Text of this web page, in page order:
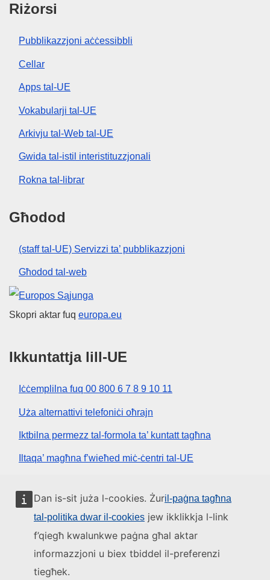
Dan is-sit juża l-cookies. Żuril-paġna tagħna
tal-politika dwar il-cookies jew ikklikkja l-link
f’qiegħ kwalunkwe paġna għal aktar
informazzjoni u biex tbiddel il-preferenzi
tiegħek.
Riżorsi
Pubblikazzjoni aċċessibbli
Cellar
Apps tal-UE
Vokabularji tal-UE
Arkivju tal-Web tal-UE
Gwida tal-istil interistituzzjonali
Rokna tal-librar
Għodod
(staff tal-UE) Servizzi ta’ pubblikazzjoni
Għodod tal-web
Unjoni Ewropea
Skopri aktar fuq europa.eu
Ikkuntattja lill-UE
Iċċemplilna fuq 00 800 6 7 8 9 10 11
Uża alternattivi telefoniċi oħrajn
Iktbilna permezz tal-formola ta’ kuntatt tagħna
Iltaqa’ magħna f’wieħed miċ-ċentri tal-UE
Media soċjali
L-istituzzjonijiet u l-korpi tal-UE